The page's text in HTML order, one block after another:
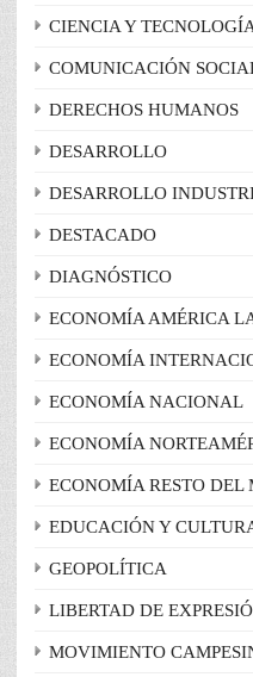
CIENCIA Y
COMUNICACIÓN
DERECHOS HUMANOS
DESARROLLO
DESARROLLO
DESTACADO
DIAGNÓSTICO
ECONOMÍA AMÉRICA
ECONOMÍA
ECONOMÍA NACIONAL
ECONOMÍA
ECONOMÍA RESTO DEL
EDUCACIÓN Y
GEOPOLÍTICA
LIBERTAD DE
MOVIMIENTO